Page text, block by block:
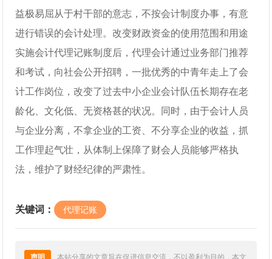
益极易屈从于村干部的意志，不按会计制度办事，有意
进行错误的会计处理。改变财政资金的使用范围和用途
实施会计代理记账制度后，代理会计通过业务部门推荐
和考试，向社会公开招聘，一批优秀的中青年走上了会
计工作岗位，改变了过去中小企业会计队伍长期存在老
龄化、文化低、无资格甚的状况。同时，由于会计人员
与企业分离，不拿企业的工资、不分享企业的收益，抓
工作理起气壮，从体制上保障了财会人员能够严格执
法，维护了财经纪律的严肃性。
关键词： 代理记账
声明
本站分享的文章旨在促进信息交流，不以盈利为目的，本文